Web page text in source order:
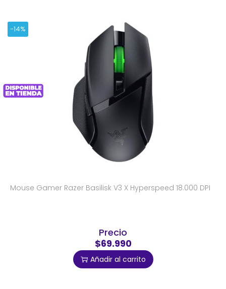
-14%
Mouse Gamer Razer Basilisk V3 X Hyperspeed 18.000 DPI
Precio
$69.990
Añadir al carrito